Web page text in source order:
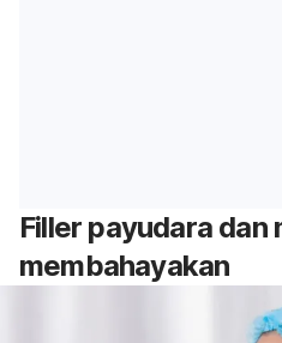
Filler payudara
membahayakan